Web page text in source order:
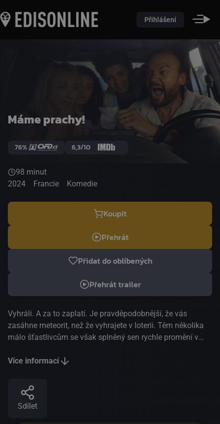
Přihlášení
Máme prachy!
76% 6,3/10
98 minut
2024
Francie Komedie
Koupit
Přehrát
Přidat do oblíbených
Přehrát trailer
Vyhráli. A za to zaplatí. Je pravděpodobnější, že vás
zasáhne meteorit, než že vyhrajete v loterii. Těm několika
málo šťastlivcům se však splněný sen rychle promění v
Pravděpodobnost, že vás zasáhne meteorit, je mnohem
výherce se sen rychle změní v noční můru a jejich životy se
roztříští ve velkolepém ohňostroji této vzrušující černé
Více informací
Sdílet